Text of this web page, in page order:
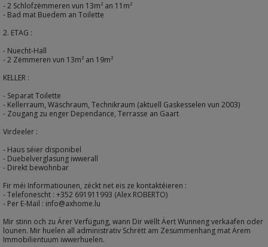
- 2 Schlofzëmmeren vun 13m² an 11m²
- Bad mat Buedem an Toilette
2. ETAG :
- Nuecht-Hall
- 2 Zëmmeren vun 13m² an 19m²
KELLER :
- Separat Toilette
- Kellerraum, Wäschraum, Technikraum (aktuell Gaskesselen vun 2003)
- Zougang zu enger Dependance, Terrasse an Gaart
Virdeeler :
- Haus séier disponibel
- Duebelverglasung iwwerall
- Direkt bewohnbar
Fir méi Informatiounen, zéckt net eis ze kontaktéieren :
- Telefonescht : +352 691911993 (Alex ROBERTO)
- Per E-Mail : info@axhome.lu
Mir stinn och zu Ärer Verfügung, wann Dir wëllt Äert Wunneng verkaafen oder
lounen. Mir huelen all administrativ Schrëtt am Zesummenhang mat Ärem
Immobilientuum iwwerhuelen.